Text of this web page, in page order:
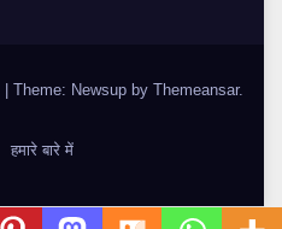
Theme: Newsup by Themeansar.
हमारे बारे में